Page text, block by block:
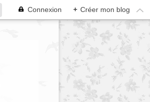
Connexion + Créer mon blog